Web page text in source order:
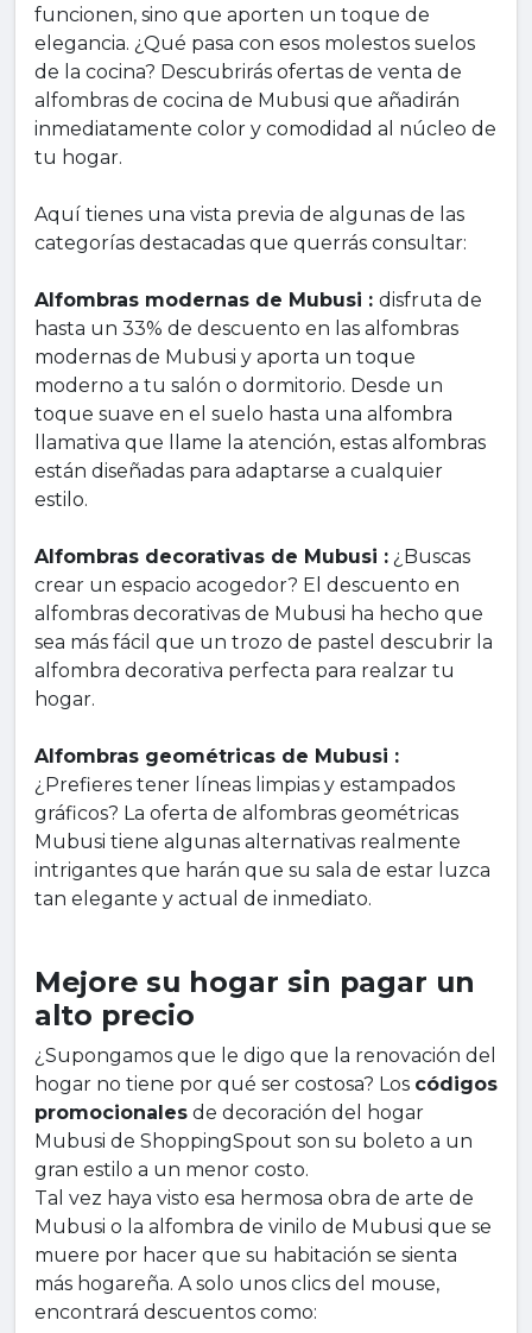
funcionen, sino que aporten un toque de
elegancia. ¿Qué pasa con esos molestos suelos
de la cocina? Descubrirás ofertas de venta de
alfombras de cocina de Mubusi que añadirán
inmediatamente color y comodidad al núcleo de
tu hogar.
Aquí tienes una vista previa de algunas de las
categorías destacadas que querrás consultar:
Alfombras modernas de Mubusi : disfruta de
hasta un 33% de descuento en las alfombras
modernas de Mubusi y aporta un toque
moderno a tu salón o dormitorio. Desde un
toque suave en el suelo hasta una alfombra
llamativa que llame la atención, estas alfombras
están diseñadas para adaptarse a cualquier
estilo.
Alfombras decorativas de Mubusi : ¿Buscas
crear un espacio acogedor? El descuento en
alfombras decorativas de Mubusi ha hecho que
sea más fácil que un trozo de pastel descubrir la
alfombra decorativa perfecta para realzar tu
hogar.
Alfombras geométricas de Mubusi :
¿Prefieres tener líneas limpias y estampados
gráficos? La oferta de alfombras geométricas
Mubusi tiene algunas alternativas realmente
intrigantes que harán que su sala de estar luzca
tan elegante y actual de inmediato.
Mejore su hogar sin pagar un
alto precio
¿Supongamos que le digo que la renovación del
hogar no tiene por qué ser costosa? Los códigos
promocionales de decoración del hogar
Mubusi de ShoppingSpout son su boleto a un
gran estilo a un menor costo.
Tal vez haya visto esa hermosa obra de arte de
Mubusi o la alfombra de vinilo de Mubusi que se
muere por hacer que su habitación se sienta
más hogareña. A solo unos clics del mouse,
encontrará descuentos como: